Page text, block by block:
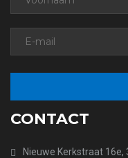
CONTACT
Nieuwe Kerkstraat 16e,